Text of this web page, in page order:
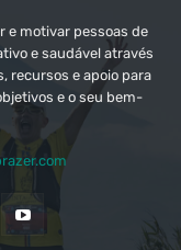
e motivar pessoas de
e saudável através
recursos e apoio para
e o seu bem-